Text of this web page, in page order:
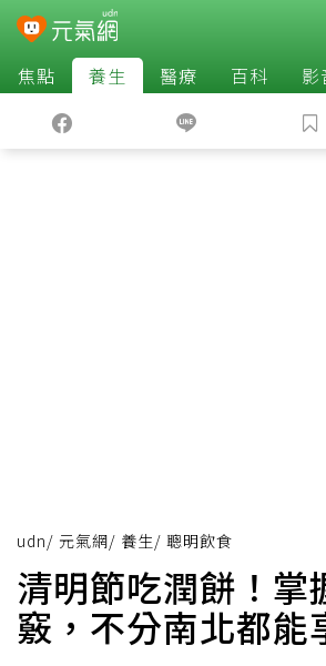
焦點 養生 醫療 百科 影
udn/ 元氣網/ 養生/ 聰明飲食
清明節吃潤餅！掌
竅，不分南北都能